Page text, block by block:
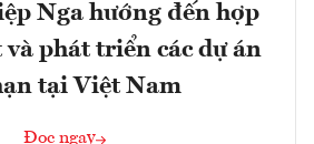
Nga hướng đến hợp
và phát triển các dự án
tại Việt Nam
Đọc ngay